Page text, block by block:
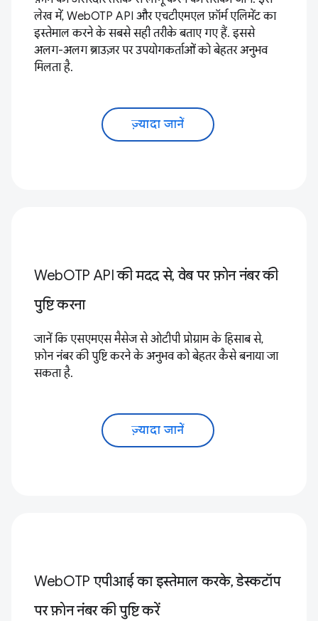
लेख में, WebOTP API और एचटीएमएल फ़ॉर्म एलिमेंट का
इस्तेमाल करने के सबसे सही तरीके बताए गए हैं. इससे
अलग-अलग ब्राउज़र पर उपयोगकर्ताओं को बेहतर अनुभव
मिलता है.
ज़्यादा जानें
WebOTP API की मदद से, वेब पर फ़ोन नंबर की
पुष्टि करना
जानें कि एसएमएस मैसेज से ओटीपी प्रोग्राम के हिसाब से,
फ़ोन नंबर की पुष्टि करने के अनुभव को बेहतर कैसे बनाया जा
सकता है.
ज़्यादा जानें
WebOTP एपीआई का इस्तेमाल करके, डेस्कटॉप
पर फ़ोन नंबर की पुष्टि करें